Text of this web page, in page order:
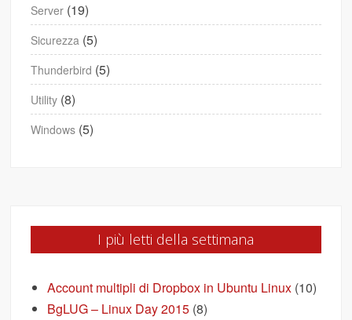
Server (19)
Sicurezza (5)
Thunderbird (5)
Utility (8)
Windows (5)
I più letti della settimana
Account multipli di Dropbox in Ubuntu Linux (10)
BgLUG – Linux Day 2015 (8)